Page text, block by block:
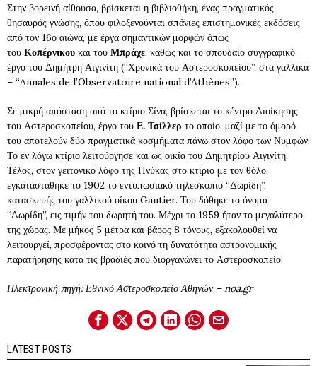
Στην βορεινή αίθουσα, βρίσκεται η βιβλιοθήκη, ένας πραγματικός
θησαυρός γνώσης, όπου φιλοξενούνται σπάνιες επιστημονικές εκδόσεις
από τον 16ο αιώνα, με έργα σημαντικών μορφών όπως
του Κοπέρνικου και του Μπράχε, καθώς και το σπουδαίο συγγραφικό
έργο του Δημήτρη Αιγινίτη (“Χρονικά του Αστεροσκοπείου”, στα γαλλικά
– “Annales de l’Observatoire national d’Athènes”).
Σε μικρή απόσταση από το κτίριο Σίνα, βρίσκεται το κέντρο Διοίκησης
του Αστεροσκοπείου, έργο του Ε. Τσίλλερ το οποίο, μαζί με το όμορό
του αποτελούν δύο πραγματικά κοσμήματα πάνω στον λόφο των Νυμφών.
Το εν λόγω κτίριο λειτούργησε και ως οικία του Δημητρίου Αιγινίτη.
Τέλος, στον γειτονικό λόφο της Πνύκας στο κτίριο με τον θόλο,
εγκαταστάθηκε το 1902 το εντυπωσιακό τηλεσκόπιο “Δωρίδη”,
κατασκευής του γαλλικού οίκου Gautier. Του δόθηκε το όνομα
“Δωρίδη”, εις τιμήν του δωρητή του. Μέχρι το 1959 ήταν το μεγαλύτερο
της χώρας. Με μήκος 5 μέτρα και βάρος 8 τόνους, εξακολουθεί να
λειτουργεί, προσφέροντας στο κοινό τη δυνατότητα αστρονομικής
παρατήρησης κατά τις βραδιές που διοργανώνει το Αστεροσκοπείο.
Ηλεκτρονική πηγή: Εθνικό Αστεροσκοπείο Αθηνών – noa.gr
LATEST POSTS